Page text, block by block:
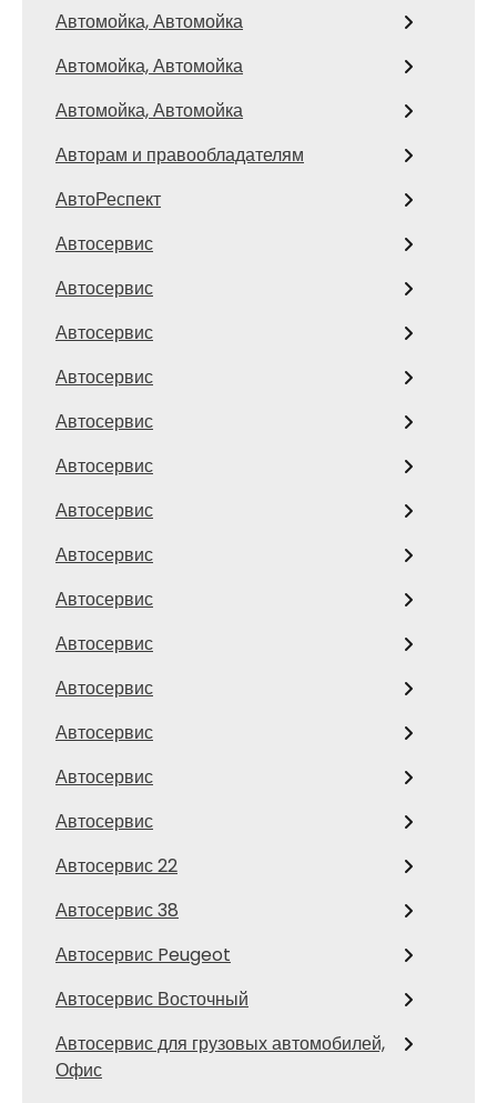
Автомойка, Автомойка
Автомойка, Автомойка
Автомойка, Автомойка
Авторам и правообладателям
АвтоРеспект
Автосервис
Автосервис
Автосервис
Автосервис
Автосервис
Автосервис
Автосервис
Автосервис
Автосервис
Автосервис
Автосервис
Автосервис
Автосервис
Автосервис
Автосервис 22
Автосервис 38
Автосервис Peugeot
Автосервис Восточный
Автосервис для грузовых автомобилей,
Офис